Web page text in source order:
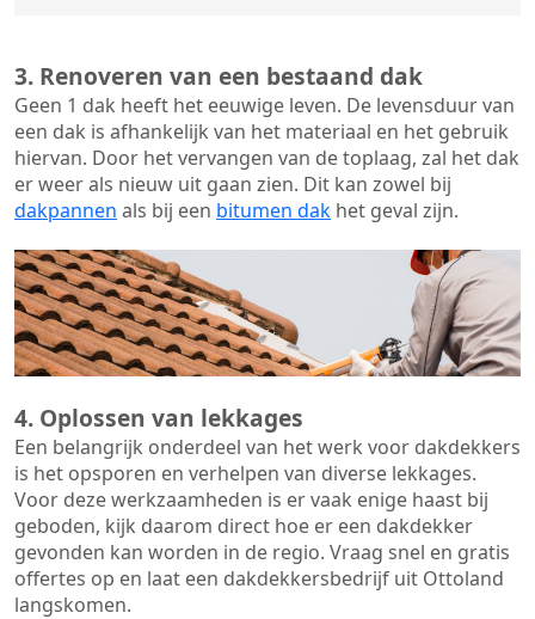
3. Renoveren van een bestaand dak
Geen 1 dak heeft het eeuwige leven. De levensduur van
een dak is afhankelijk van het materiaal en het gebruik
hiervan. Door het vervangen van de toplaag, zal het dak
er weer als nieuw uit gaan zien. Dit kan zowel bij
dakpannen als bij een bitumen dak het geval zijn.
4. Oplossen van lekkages
Een belangrijk onderdeel van het werk voor dakdekkers
is het opsporen en verhelpen van diverse lekkages.
Voor deze werkzaamheden is er vaak enige haast bij
geboden, kijk daarom direct hoe er een dakdekker
gevonden kan worden in de regio. Vraag snel en gratis
offertes op en laat een dakdekkersbedrijf uit Ottoland
langskomen.